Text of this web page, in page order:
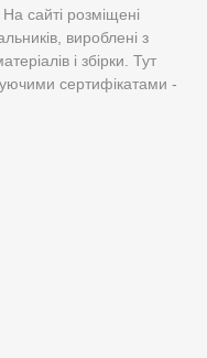
сайті розміщені
вироблені з
і збірки. Тут
сертифікатами -